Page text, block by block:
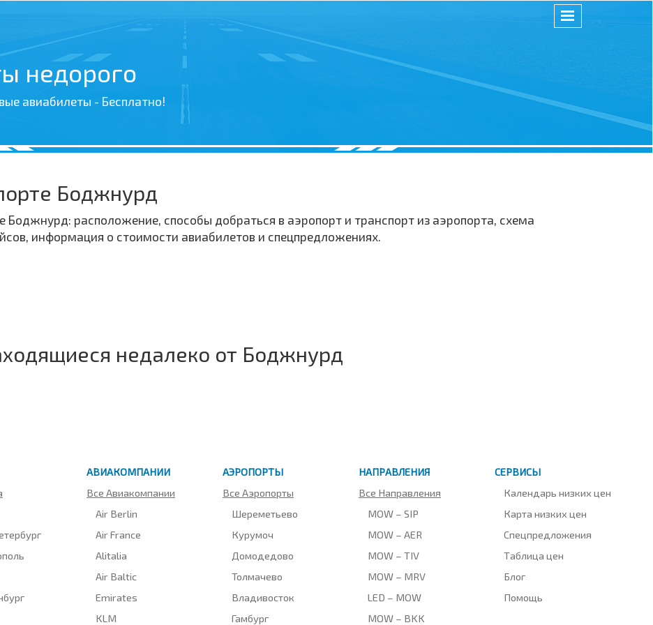
недорого
авиабилеты - Бесплатно!
Боджнурд
расположение, способы добраться в аэропорт и транспорт из аэропорта, схема
информация о стоимости авиабилетов и спецпредложениях.
недалеко от Боджнурд
АВИАКОМПАНИИ
Все Авиакомпании
Air Berlin
Air France
Alitalia
Air Baltic
Emirates
KLM
АЭРОПОРТЫ
Все Аэропорты
Шереметьево
Курумоч
Домодедово
Толмачево
Владивосток
Гамбург
НАПРАВЛЕНИЯ
Все Направления
MOW – SIP
MOW – AER
MOW – TIV
MOW – MRV
LED – MOW
MOW – BKK
СЕРВИСЫ
Календарь низких цен
Карта низких цен
Спецпредложения
Таблица цен
Блог
Помощь